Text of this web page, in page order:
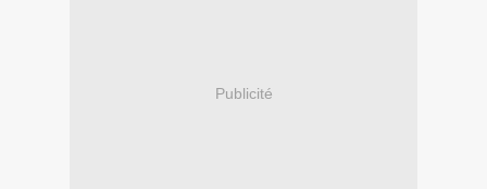
Publicité